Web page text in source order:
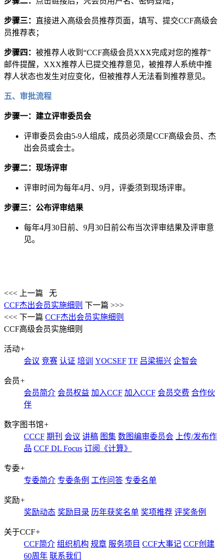
步骤三： 直接进入高级会员推荐页面，填写、提交CCF高级会
员推荐表；
步骤四： 被推荐人收到“CCF高级会员XXX完成对您的推荐”
邮件提醒，XXX推荐人已提交推荐意见，被推荐人系统中推
荐人状态也发生对应变化，但被推荐人无法看到推荐意见。
五、审批流程
步骤一：建立评审委员会
评审委员会由5-9人组成，成员必须是CCF高级会员、杰
出会员或会士。
步骤二：现场评审
评审时间为每年4月、9月，评委须到现场评审。
步骤三：公布评审结果
每年4月30日前、9月30日前公布当次评审结果及评审意
见。
<<< 上一篇
无
CCF杰出会员实施细则 下一篇 >>>
<<< 下一篇 CCF杰出会员实施细则
CCF高级会员实施细则
活动+
会议 竞赛 认证 培训 YOCSEF TF 吕梁振兴 企智会
会员+
会员简介 会员权益 加入CCF 加入CCF 会员交费 合作伙
伴
数字图书馆+
CCCF 期刊 会议 讲稿 图集 数图编审委员会
上传/发布作
品 CCF DL Focus 订阅《计算》
专委+
专委简介 专委条例 工作问答 专委名单
奖励+
奖励动态 奖励目录 历年获奖名单 奖项推荐 评奖条例
关于CCF+
CCF简介 组织机构 规章 服务项目 CCF大事记 CCF创建
60周年 联系我们